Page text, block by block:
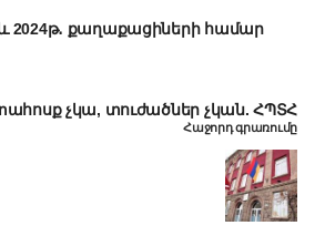
2024թ․ քաղաքացիների համար
չկա, տուժածներ չկան. ՀՊՏՀ
Հաջորդ գրառումը